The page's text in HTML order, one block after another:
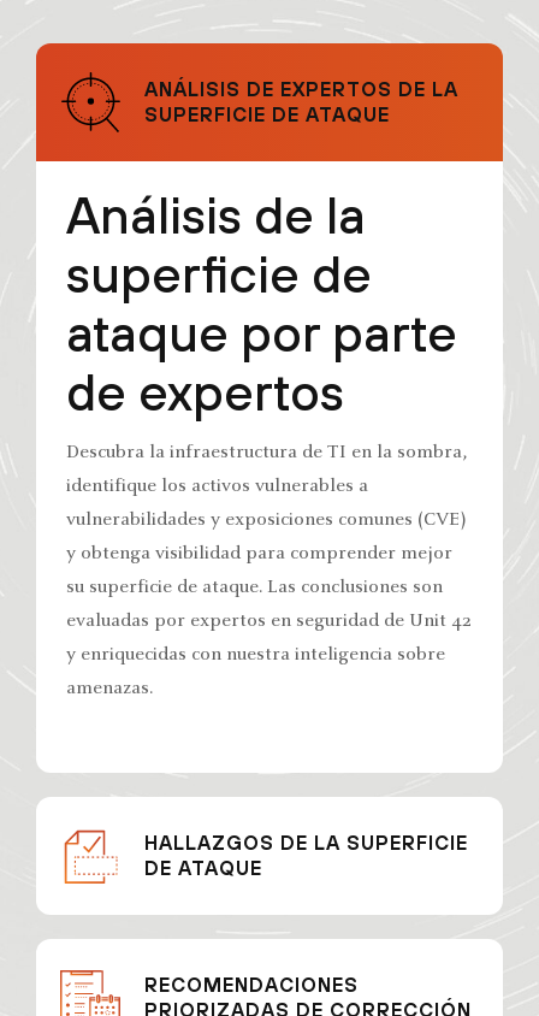
ANÁLISIS DE EXPERTOS DE LA
SUPERFICIE DE ATAQUE
Análisis de la
superficie de
ataque por parte
de expertos
Descubra la infraestructura de TI en la sombra,
identifique los activos vulnerables a
vulnerabilidades y exposiciones comunes (CVE)
y obtenga visibilidad para comprender mejor
su superficie de ataque. Las conclusiones son
evaluadas por expertos en seguridad de Unit 42
y enriquecidas con nuestra inteligencia sobre
amenazas.
HALLAZGOS DE LA SUPERFICIE
DE ATAQUE
RECOMENDACIONES
PRIORIZADAS DE CORRECCIÓN